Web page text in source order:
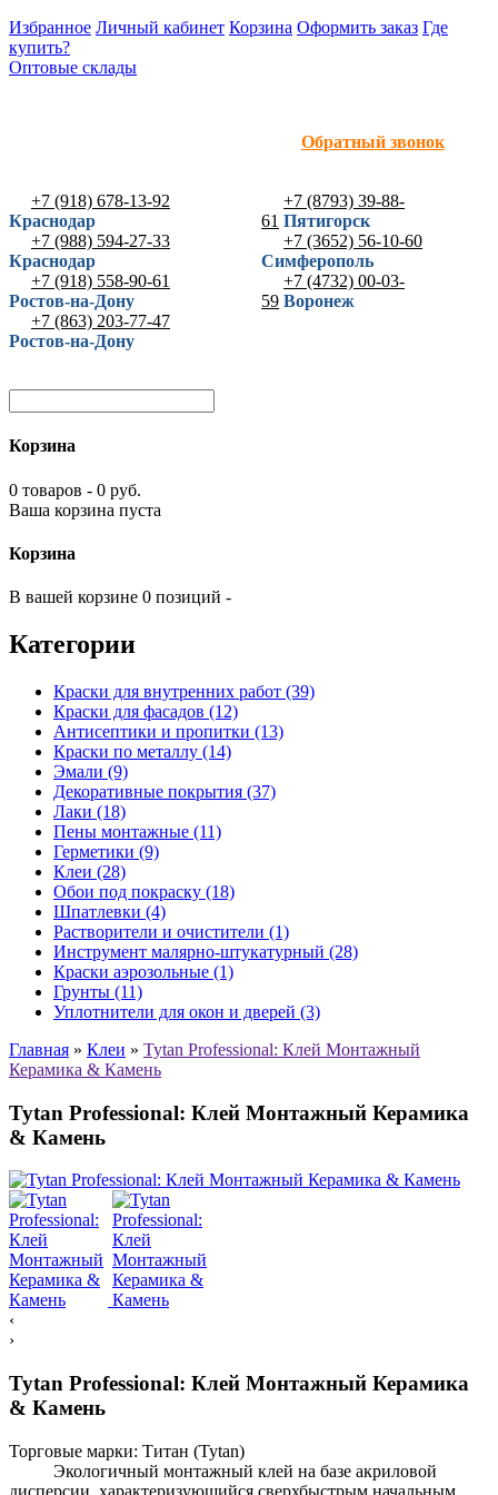
Избранное Личный кабинет Корзина Оформить заказ Где
купить?
Оптовые склады
Обратный звонок
+7 (918) 678-13-92
Краснодар
+7 (988) 594-27-33
Краснодар
+7 (918) 558-90-61
Ростов-на-Дону
+7 (863) 203-77-47
Ростов-на-Дону
+7 (8793) 39-88-
61 Пятигорск
+7 (3652) 56-10-60
Симферополь
+7 (4732) 00-03-
59 Воронеж
Корзина
0 товаров - 0 руб.
Ваша корзина пуста
Корзина
В вашей корзине 0 позиций -
Категории
Краски для внутренних работ (39)
Краски для фасадов (12)
Антисептики и пропитки (13)
Краски по металлу (14)
Эмали (9)
Декоративные покрытия (37)
Лаки (18)
Пены монтажные (11)
Герметики (9)
Клеи (28)
Обои под покраску (18)
Шпатлевки (4)
Растворители и очистители (1)
Инструмент малярно-штукатурный (28)
Краски аэрозольные (1)
Грунты (11)
Уплотнители для окон и дверей (3)
Главная » Клеи » Tytan Professional: Клей Монтажный
Керамика & Камень
Tytan Professional: Клей Монтажный Керамика
& Камень
‹
›
Tytan Professional: Клей Монтажный Керамика
& Камень
Торговые марки: Титан (Tytan)
Экологичный монтажный клей на базе акриловой
дисперсии, характеризующийся сверхбыстрым начальным